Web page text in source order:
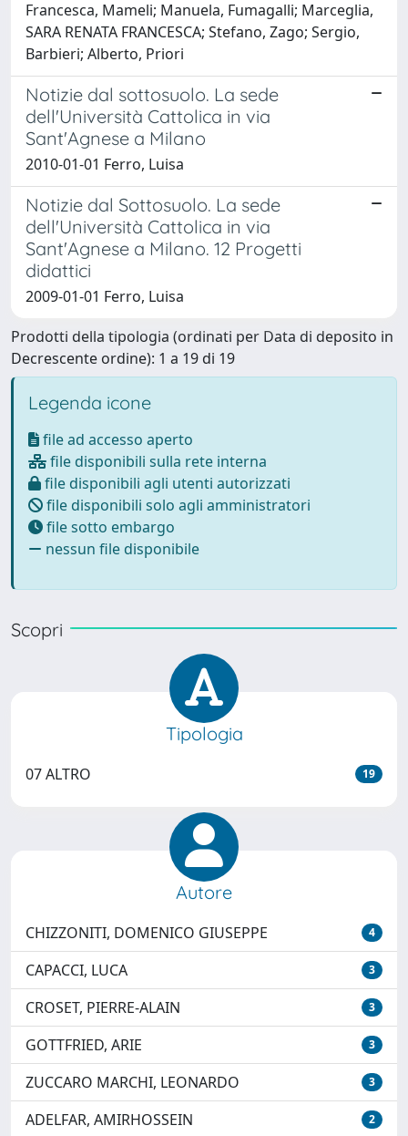
Francesca, Mameli; Manuela, Fumagalli; Marceglia,
SARA RENATA FRANCESCA; Stefano, Zago; Sergio,
Barbieri; Alberto, Priori
Notizie dal sottosuolo. La sede
dell'Università Cattolica in via
Sant'Agnese a Milano
2010-01-01 Ferro, Luisa
Notizie dal Sottosuolo. La sede
dell'Università Cattolica in via
Sant'Agnese a Milano. 12 Progetti
didattici
2009-01-01 Ferro, Luisa
Prodotti della tipologia (ordinati per Data di deposito in
Decrescente ordine): 1 a 19 di 19
Legenda icone
file ad accesso aperto
file disponibili sulla rete interna
file disponibili agli utenti autorizzati
file disponibili solo agli amministratori
file sotto embargo
nessun file disponibile
Scopri
Tipologia
07 ALTRO 19
Autore
CHIZZONITI, DOMENICO GIUSEPPE 4
CAPACCI, LUCA 3
CROSET, PIERRE-ALAIN 3
GOTTFRIED, ARIE 3
ZUCCARO MARCHI, LEONARDO 3
ADELFAR, AMIRHOSSEIN 2